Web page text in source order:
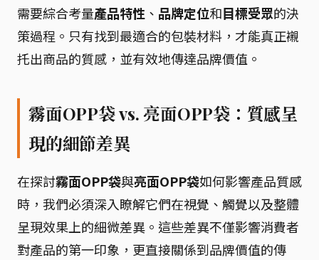
需要綜合考量產品特性 、 品牌定位和目標受眾的決
策過程。只有找到最適合的包裝材料，才能真正襯
托出商品的質感，並有效地傳達品牌價值。
霧面OPP袋 vs. 亮面OPP袋：質感呈
現的細節差異
在探討霧面OPP袋與亮面OPP袋如何影響產品質感
時，我們必須深入瞭解它們在視覺、觸覺以及整體
呈現效果上的細微差異。這些差異不僅影響消費者
對產品的第一印象，更直接關係到品牌價值的傳